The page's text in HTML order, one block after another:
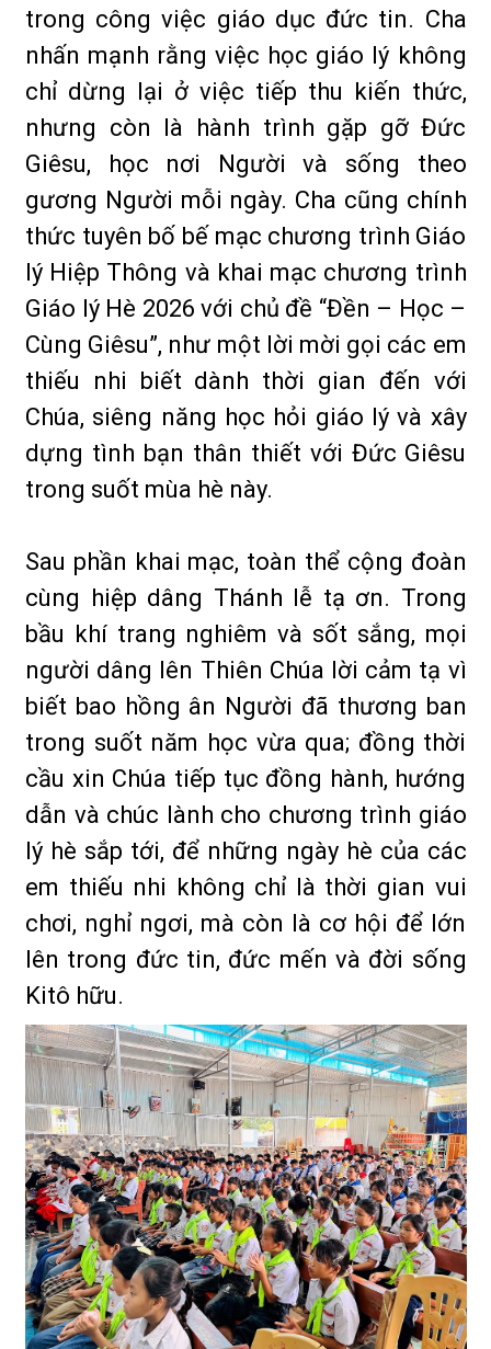
trong công việc giáo dục đức tin. Cha
nhấn mạnh rằng việc học giáo lý không
chỉ dừng lại ở việc tiếp thu kiến thức,
nhưng còn là hành trình gặp gỡ Đức
Giêsu, học nơi Người và sống theo
gương Người mỗi ngày. Cha cũng chính
thức tuyên bố bế mạc chương trình Giáo
lý Hiệp Thông và khai mạc chương trình
Giáo lý Hè 2026 với chủ đề “Đền – Học –
Cùng Giêsu”, như một lời mời gọi các em
thiếu nhi biết dành thời gian đến với
Chúa, siêng năng học hỏi giáo lý và xây
dựng tình bạn thân thiết với Đức Giêsu
trong suốt mùa hè này.
Sau phần khai mạc, toàn thể cộng đoàn
cùng hiệp dâng Thánh lễ tạ ơn. Trong
bầu khí trang nghiêm và sốt sắng, mọi
người dâng lên Thiên Chúa lời cảm tạ vì
biết bao hồng ân Người đã thương ban
trong suốt năm học vừa qua; đồng thời
cầu xin Chúa tiếp tục đồng hành, hướng
dẫn và chúc lành cho chương trình giáo
lý hè sắp tới, để những ngày hè của các
em thiếu nhi không chỉ là thời gian vui
chơi, nghỉ ngơi, mà còn là cơ hội để lớn
lên trong đức tin, đức mến và đời sống
Kitô hữu.